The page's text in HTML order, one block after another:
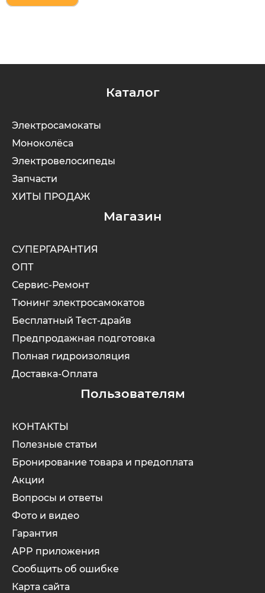
Каталог
Электросамокаты
Моноколёса
Электровелосипеды
Запчасти
ХИТЫ ПРОДАЖ
Магазин
СУПЕРГАРАНТИЯ
ОПТ
Сервис-Ремонт
Тюнинг электросамокатов
Бесплатный Тест-драйв
Предпродажная подготовка
Полная гидроизоляция
Доставка-Оплата
Пользователям
КОНТАКТЫ
Полезные статьи
Бронирование товара и предоплата
Акции
Вопросы и ответы
Фото и видео
Гарантия
APP приложения
Сообщить об ошибке
Карта сайта